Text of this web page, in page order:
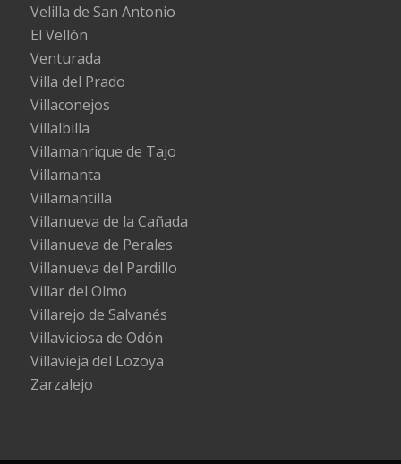
Velilla de San Antonio
El Vellón
Venturada
Villa del Prado
Villaconejos
Villalbilla
Villamanrique de Tajo
Villamanta
Villamantilla
Villanueva de la Cañada
Villanueva de Perales
Villanueva del Pardillo
Villar del Olmo
Villarejo de Salvanés
Villaviciosa de Odón
Villavieja del Lozoya
Zarzalejo